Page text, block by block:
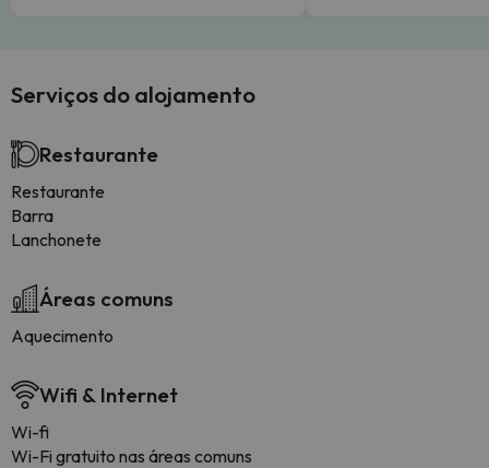
Serviços do alojamento
Restaurante
Restaurante
Barra
Lanchonete
Áreas comuns
Aquecimento
Wifi & Internet
Wi-fi
Wi-Fi gratuito nas áreas comuns